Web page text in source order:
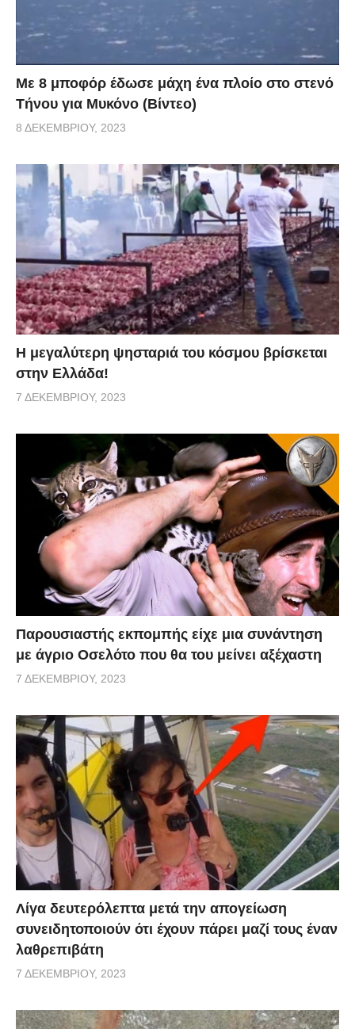
Με 8 μποφόρ έδωσε μάχη ένα πλοίο στο στενό
Τήνου για Μυκόνο (Βίντεο)
8 ΔΕΚΕΜΒΡΊΟΥ, 2023
Η μεγαλύτερη ψησταριά του κόσμου βρίσκεται
στην Ελλάδα!
7 ΔΕΚΕΜΒΡΊΟΥ, 2023
Παρουσιαστής εκπομπής είχε μια συνάντηση
με άγριο Οσελότο που θα του μείνει αξέχαστη
7 ΔΕΚΕΜΒΡΊΟΥ, 2023
Λίγα δευτερόλεπτα μετά την απογείωση
συνειδητοποιούν ότι έχουν πάρει μαζί τους έναν
λαθρεπιβάτη
7 ΔΕΚΕΜΒΡΊΟΥ, 2023